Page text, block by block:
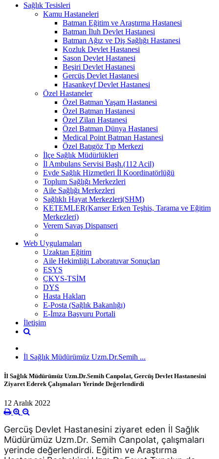
Sağlık Tesisleri
Kamu Hastaneleri
Batman Eğitim ve Araştırma Hastanesi
Batman İluh Devlet Hastanesi
Batman Ağız ve Diş Sağlığı Hastanesi
Kozluk Devlet Hastanesi
Sason Devlet Hastanesi
Beşiri Devlet Hastanesi
Gercüş Devlet Hastanesi
Hasankeyf Devlet Hastanesi
Özel Hastaneler
Özel Batman Yaşam Hastanesi
Özel Batman Hastanesi
Özel Zilan Hastanesi
Özel Batman Dünya Hastanesi
Medical Point Batman Hastanesi
Özel Batıgöz Tıp Merkezi
İlçe Sağlık Müdürlükleri
İl Ambulans Servisi Başh.(112 Acil)
Evde Sağlık Hizmetleri İl Koordinatörlüğü
Toplum Sağlığı Merkezleri
Aile Sağlığı Merkezleri
Sağlıklı Hayat Merkezleri(SHM)
KETEMLER(Kanser Erken Teşhis, Tarama ve Eğitim
Merkezleri)
Verem Savaş Dispanseri
Web Uygulamaları
Uzaktan Eğitim
Aile Hekimliği Laboratuvar Sonuçları
ESYS
ÇKYS-TSİM
DYS
Hasta Hakları
E-Posta (Sağlık Bakanlığı)
E-İmza Başvuru Portali
İletişim
İl Sağlık Müdürümüz Uzm.Dr.Semih ...
İl Sağlık Müdürümüz Uzm.Dr.Semih Canpolat, Gercüş Devlet Hastanesini
Ziyaret Ederek Çalışmaları Yerinde Değerlendirdi
12 Aralık 2022
Gercüş Devlet Hastanesini ziyaret eden İl Sağlık
Müdürümüz Uzm.Dr. Semih Canpolat, çalışmaları
yerinde değerlendirdi. Eğitim ve Araştırma